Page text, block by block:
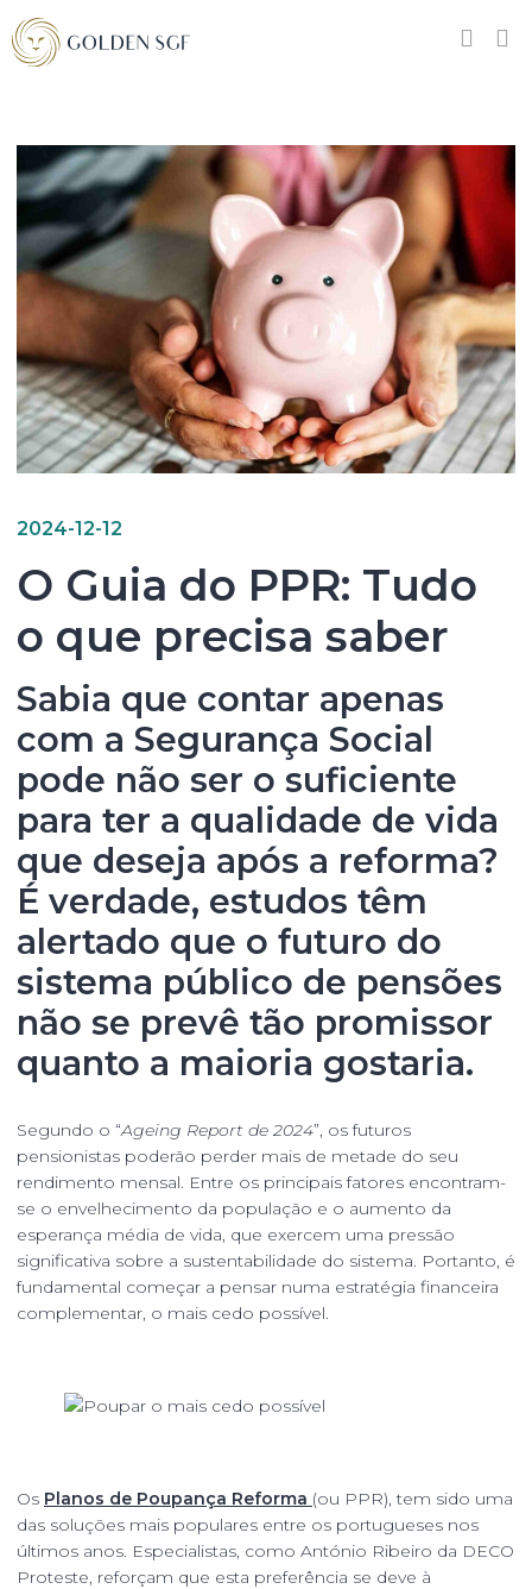
2024-12-12
O Guia do PPR: Tudo
o que precisa saber
Sabia que contar apenas
com a Segurança Social
pode não ser o suficiente
para ter a qualidade de vida
que deseja após a reforma?
É verdade, estudos têm
alertado que o futuro do
sistema público de pensões
não se prevê tão promissor
quanto a maioria gostaria.
Segundo o “Ageing Report de 2024”, os futuros
pensionistas poderão perder mais de metade do seu
rendimento mensal. Entre os principais fatores encontram-
se o envelhecimento da população e o aumento da
esperança média de vida, que exercem uma pressão
significativa sobre a sustentabilidade do sistema. Portanto, é
fundamental começar a pensar numa estratégia financeira
complementar, o mais cedo possível.
Os Planos de Poupança Reforma (ou PPR), tem sido uma
das soluções mais populares entre os portugueses nos
últimos anos. Especialistas, como António Ribeiro da DECO
Proteste, reforçam que esta preferência se deve à